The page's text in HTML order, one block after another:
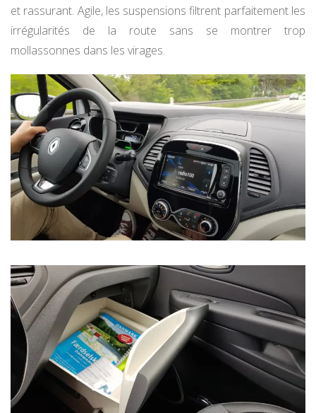
et rassurant. Agile, les suspensions filtrent parfaitement les
irrégularités de la route sans se montrer trop
mollassonnes dans les virages.